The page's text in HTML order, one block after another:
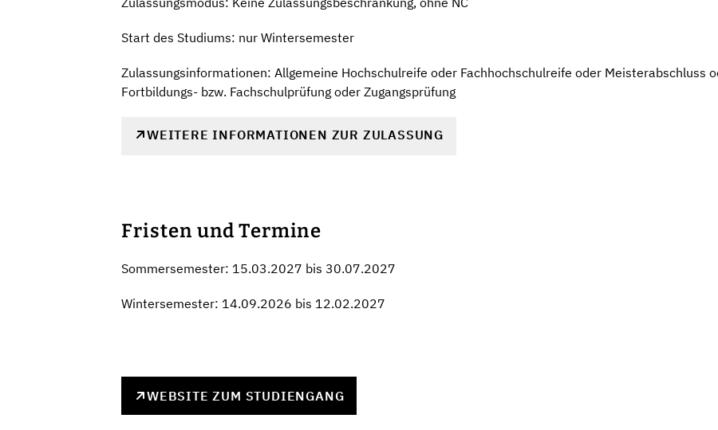
Start des Studiums: nur Wintersemester
Zulassungsinformationen: Allgemeine Hochschulreife oder Fachhochschulreife oder Meisterabschluss
Fortbildungs- bzw. Fachschulprüfung oder Zugangsprüfung
WEITERE INFORMATIONEN ZUR ZULASSUNG
Fristen und Termine
Sommersemester: 15.03.2027 bis 30.07.2027
Wintersemester: 14.09.2026 bis 12.02.2027
WEBSITE ZUM STUDIENGANG